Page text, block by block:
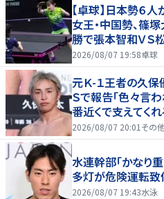
【卓球】日本勢６
女王・中国勢、篠
勝で張本智和ＶＳ
2026/08/07 19:58卓球
元Ｋ-１王者の久
Ｓで報告「色々言
番近くで支えてく
家庭を築いていき
2026/08/07 20:01 その
水連幹部「かなり
多灯が危険運転
2026/08/07 19:43水泳